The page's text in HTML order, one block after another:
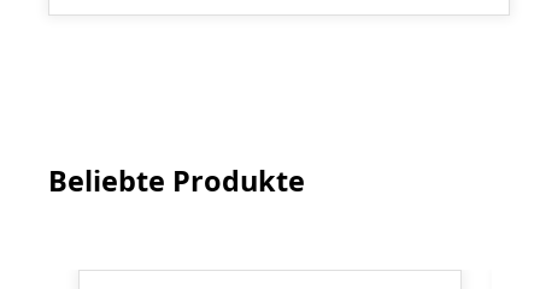
Beliebte Produkte